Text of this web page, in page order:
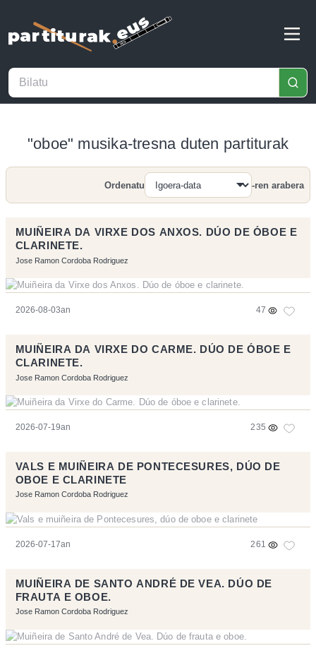
"oboe" musika-tresna duten partiturak
Bilatu
Ordenatu -ren arabera
MUIÑEIRA DA VIRXE DOS ANXOS. DÚO DE ÓBOE E
CLARINETE.
Jose Ramon Cordoba Rodriguez
2026-08-03an 47
MUIÑEIRA DA VIRXE DO CARME. DÚO DE ÓBOE E
CLARINETE.
Jose Ramon Cordoba Rodriguez
2026-07-19an 235
VALS E MUIÑEIRA DE PONTECESURES, DÚO DE
OBOE E CLARINETE
Jose Ramon Cordoba Rodriguez
2026-07-17an 261
MUIÑEIRA DE SANTO ANDRÉ DE VEA. DÚO DE
FRAUTA E OBOE.
Jose Ramon Cordoba Rodriguez